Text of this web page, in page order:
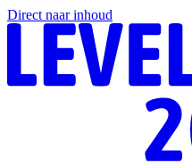
Direct naar inhoud